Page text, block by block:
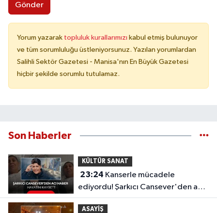
Gönder
Yorum yazarak topluluk kurallarımızı kabul etmiş bulunuyor
ve tüm sorumluluğu üstleniyorsunuz. Yazılan yorumlardan
Salihli Sektör Gazetesi - Manisa'nın En Büyük Gazetesi
hiçbir şekilde sorumlu tutulamaz.
Son Haberler
KÜLTÜR SANAT
23:24
ediyordu! Şarkıcı Cansever'den acı
haber, hayatını kaybetti
ASAYİŞ